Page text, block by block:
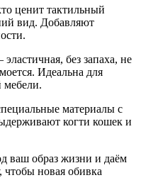
ценит тактильный
вид. Добавляют
без запаха, не
Идеальна для
мебели.
материалы с
когти кошек и
ваш образ жизни и даём
новая обивка